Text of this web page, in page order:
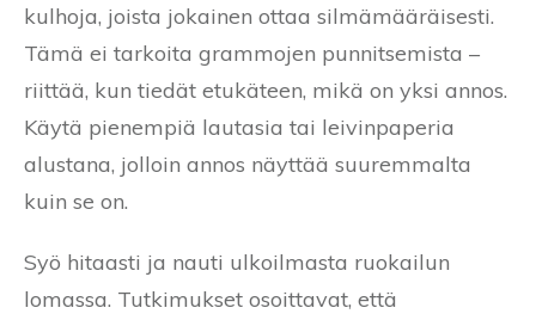
kulhoja, joista jokainen ottaa silmämääräisesti.
Tämä ei tarkoita grammojen punnitsemista –
riittää, kun tiedät etukäteen, mikä on yksi annos.
Käytä pienempiä lautasia tai leivinpaperia
alustana, jolloin annos näyttää suuremmalta
kuin se on.
Syö hitaasti ja nauti ulkoilmasta ruokailun
lomassa. Tutkimukset osoittavat, että